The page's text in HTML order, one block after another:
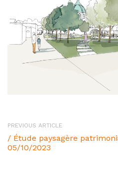
PREVIOUS ARTICLE
/ Étude paysagère
05/10/2023